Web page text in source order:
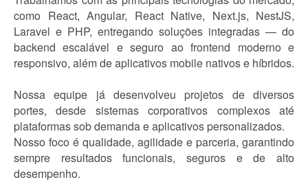
como React, Angular, React Native, Next.js, NestJS,
Laravel e PHP, entregando soluções integradas — do
backend escalável e seguro ao frontend moderno e
responsivo, além de aplicativos mobile nativos e híbridos.
Nossa equipe já desenvolveu projetos de diversos
portes, desde sistemas corporativos complexos até
plataformas sob demanda e aplicativos personalizados.
Nosso foco é qualidade, agilidade e parceria, garantindo
sempre resultados funcionais, seguros e de alto
desempenho.